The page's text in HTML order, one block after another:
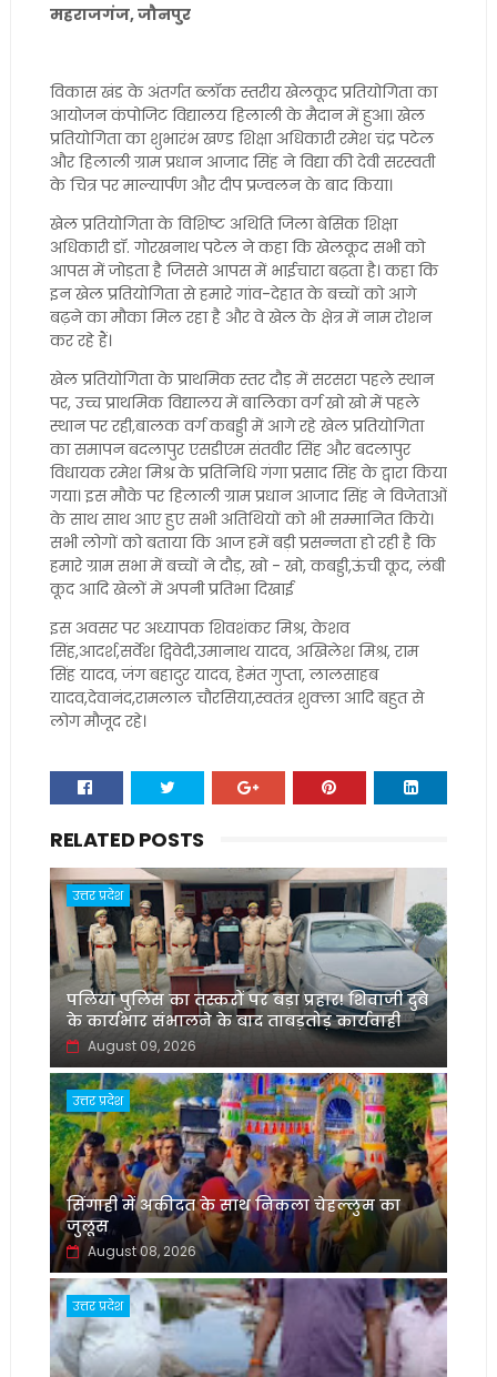
महराजगंज, जौनपुर
विकास खंड के अंतर्गत ब्लॉक स्तरीय खेलकूद प्रतियोगिता का
आयोजन कंपोजिट विद्यालय हिलाली के मैदान में हुआ। खेल
प्रतियोगिता का शुभारंभ खण्ड शिक्षा अधिकारी रमेश चंद्र पटेल
और हिलाली ग्राम प्रधान आजाद सिंह ने विद्या की देवी सरस्वती
के चित्र पर माल्यार्पण और दीप प्रज्वलन के बाद किया।
खेल प्रतियोगिता के विशिष्ट अथिति जिला बेसिक शिक्षा
अधिकारी डॉ. गोरखनाथ पटेल ने कहा कि खेलकूद सभी को
आपस में जोड़ता है जिससे आपस में भाईचारा बढ़ता है। कहा कि
इन खेल प्रतियोगिता से हमारे गांव-देहात के बच्चों को आगे
बढ़ने का मौका मिल रहा है और वे खेल के क्षेत्र में नाम रोशन
कर रहे हैं।
खेल प्रतियोगिता के प्राथमिक स्तर दौड़ में सरसरा पहले स्थान
पर, उच्च प्राथमिक विद्यालय में बालिका वर्ग खो खो में पहले
स्थान पर रही,बालक वर्ग कबड्डी में आगे रहे खेल प्रतियोगिता
का समापन बदलापुर एसडीएम संतवीर सिंह और बदलापुर
विधायक रमेश मिश्र के प्रतिनिधि गंगा प्रसाद सिंह के द्वारा किया
गया। इस मौके पर हिलाली ग्राम प्रधान आजाद सिंह ने विजेताओं
के साथ साथ आए हुए सभी अतिथियों को भी सम्मानित किये।
सभी लोगों को बताया कि आज हमें बड़ी प्रसन्नता हो रही है कि
हमारे ग्राम सभा में बच्चों ने दौड़, खो - खो, कबड्डी,ऊंची कूद, लंबी
कूद आदि खेलों में अपनी प्रतिभा दिखाई
इस अवसर पर अध्यापक शिवशंकर मिश्र, केशव
सिंह,आदर्श,सर्वेश द्विवेदी,उमानाथ यादव, अखिलेश मिश्र, राम
सिंह यादव, जंग बहादुर यादव, हेमंत गुप्ता, लालसाहब
यादव,देवानंद,रामलाल चौरसिया,स्वतंत्र शुक्ला आदि बहुत से
लोग मौजूद रहे।
RELATED POSTS
उत्तर प्रदेश
पलिया पुलिस का तस्करों पर बड़ा प्रहार! शिवाजी दुबे
के कार्यभार संभालने के बाद ताबड़तोड़ कार्यवाही
August 09, 2026
उत्तर प्रदेश
सिंगाही में अकीदत के साथ निकला चेहल्लुम का
जुलूस
August 08, 2026
उत्तर प्रदेश